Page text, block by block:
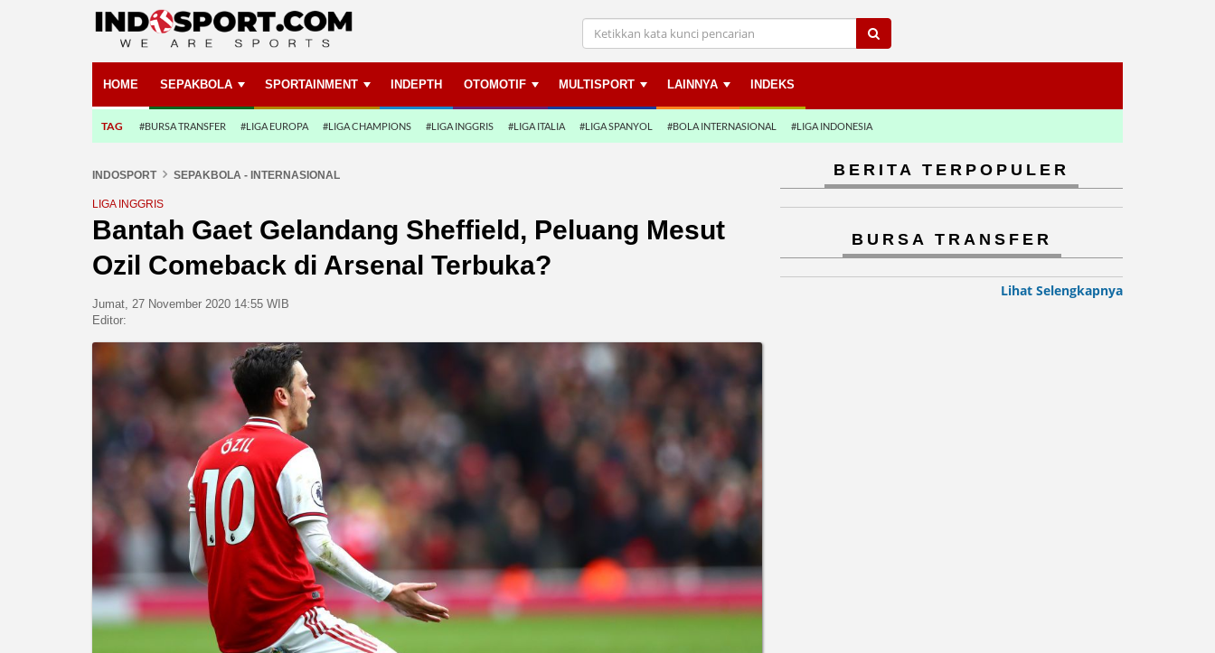
HOME SEPAKBOLA SPORTAINMENT INDEPTH OTOMOTIF MULTISPORT LAINNYA INDEKS
TAG #BURSA TRANSFER #LIGA EUROPA #LIGA CHAMPIONS #LIGA INGGRIS #LIGA ITALIA #LIGA SPANYOL #BOLA INTERNASIONAL #LIGA INDONESIA
INDOSPORT SEPAKBOLA - INTERNASIONAL
LIGA INGGRIS
Bantah Gaet Gelandang Sheffield, Peluang Mesut
Ozil Comeback di Arsenal Terbuka?
Jumat, 27 November 2020 14:55 WIB
Editor:
BERITA TERPOPULER
BURSA TRANSFER
Lihat Selengkapnya